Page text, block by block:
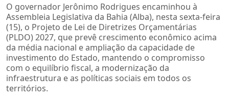
O governador Jerônimo Rodrigues encaminhou à
Assembleia Legislativa da Bahia (Alba), nesta sexta-feira
(15), o Projeto de Lei de Diretrizes Orçamentárias
(PLDO) 2027, que prevê crescimento econômico acima
da média nacional e ampliação da capacidade de
investimento do Estado, mantendo o compromisso
com o equilíbrio fiscal, a modernização da
infraestrutura e as políticas sociais em todos os
territórios.